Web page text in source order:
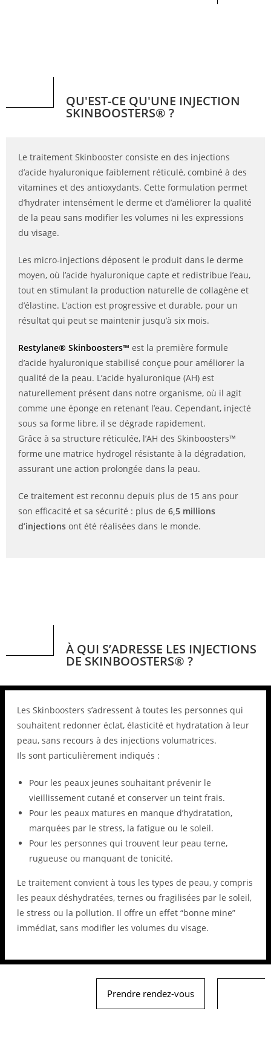
QU'EST-CE QU'UNE INJECTION
SKINBOOSTERS® ?
Le traitement Skinbooster consiste en des injections
d’acide hyaluronique faiblement réticulé, combiné à des
vitamines et des antioxydants. Cette formulation permet
d’hydrater intensément le derme et d’améliorer la qualité
de la peau sans modifier les volumes ni les expressions
du visage.
Les micro-injections déposent le produit dans le derme
moyen, où l’acide hyaluronique capte et redistribue l’eau,
tout en stimulant la production naturelle de collagène et
d’élastine. L’action est progressive et durable, pour un
résultat qui peut se maintenir jusqu’à six mois.
Restylane® Skinboosters™ est la première formule
d’acide hyaluronique stabilisé conçue pour améliorer la
qualité de la peau. L’acide hyaluronique (AH) est
naturellement présent dans notre organisme, où il agit
comme une éponge en retenant l’eau. Cependant, injecté
sous sa forme libre, il se dégrade rapidement.
Grâce à sa structure réticulée, l’AH des Skinboosters™
forme une matrice hydrogel résistante à la dégradation,
assurant une action prolongée dans la peau.
Ce traitement est reconnu depuis plus de 15 ans pour
son efficacité et sa sécurité : plus de 6,5 millions
d’injections ont été réalisées dans le monde.
À QUI S’ADRESSE LES INJECTIONS
DE SKINBOOSTERS® ?
Les Skinboosters s’adressent à toutes les personnes qui
souhaitent redonner éclat, élasticité et hydratation à leur
peau, sans recours à des injections volumatrices.
Ils sont particulièrement indiqués :
Pour les peaux jeunes souhaitant prévenir le
vieillissement cutané et conserver un teint frais.
Pour les peaux matures en manque d’hydratation,
marquées par le stress, la fatigue ou le soleil.
Pour les personnes qui trouvent leur peau terne,
rugueuse ou manquant de tonicité.
Le traitement convient à tous les types de peau, y compris
les peaux déshydratées, ternes ou fragilisées par le soleil,
le stress ou la pollution. Il offre un effet “bonne mine”
immédiat, sans modifier les volumes du visage.
Prendre rendez-vous